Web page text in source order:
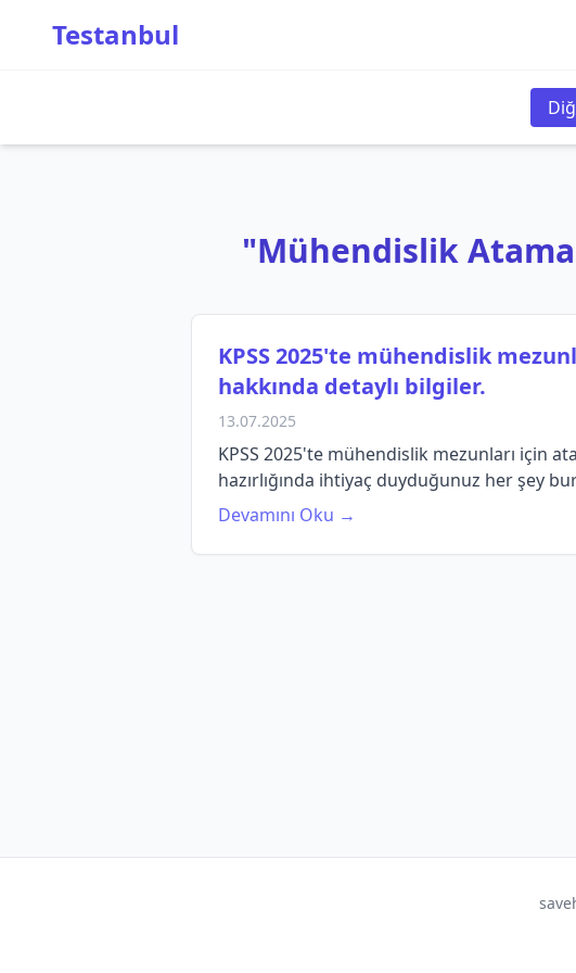
Testanbul
"Mühendislik
KPSS 2025'te mühendislik
hakkında detaylı bilgiler.
13.07.2025
KPSS 2025'te mühendislik mezunları için
hazırlığında ihtiyaç duyduğunuz her şey
Devamını Oku →